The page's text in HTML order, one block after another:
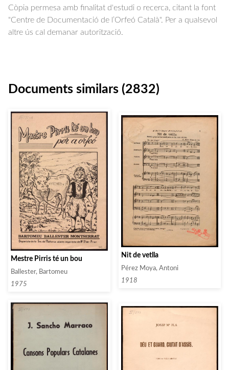
Còpia permesa amb finalitat d'estudi o recerca, citant la font
"Centre de Documentació de l’Orfeó Català". Per a qualsevol
altre ús cal demanar autorització.
Documents similars (2832)
Mestre Pirris té un bou
Ballester, Bartomeu
1975
Nit de vetlla
Pérez Moya, Antoni
1918